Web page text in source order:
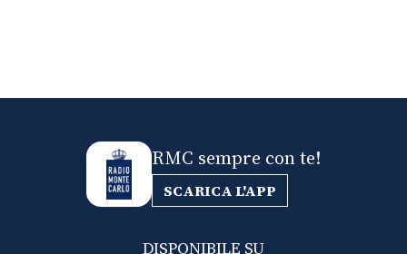
RMC sempre con te!
SCARICA L'APP
DISPONIBILE SU